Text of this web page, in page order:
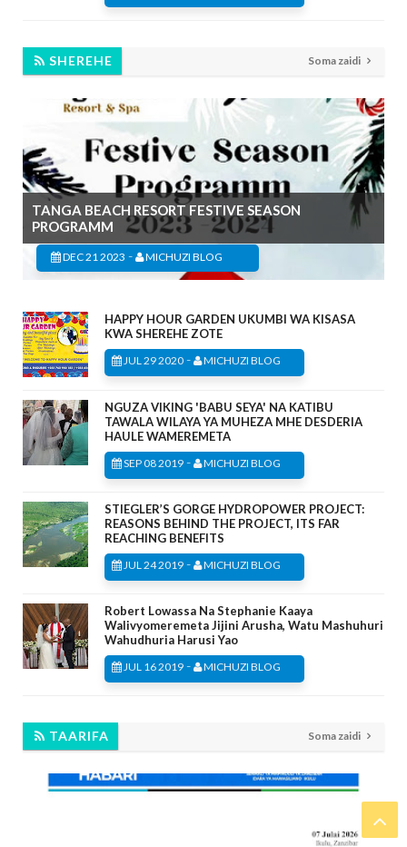
SHEREHE Soma zaidi
TANGA BEACH RESORT FESTIVE SEASON
PROGRAMM
DEC 21 2023 - MICHUZI BLOG
HAPPY HOUR GARDEN UKUMBI WA KISASA
KWA SHEREHE ZOTE
JUL 29 2020 - MICHUZI BLOG
NGUZA VIKING 'BABU SEYA' NA KATIBU
TAWALA WILAYA YA MUHEZA MHE DESDERIA
HAULE WAMEREMETA
SEP 08 2019 - MICHUZI BLOG
STIEGLER’S GORGE HYDROPOWER PROJECT:
REASONS BEHIND THE PROJECT, ITS FAR
REACHING BENEFITS
JUL 24 2019 - MICHUZI BLOG
Robert Lowassa Na Stephanie Kaaya
Walivyomeremeta Jijini Arusha, Watu Mashuhuri
Wahudhuria Harusi Yao
JUL 16 2019 - MICHUZI BLOG
TAARIFA Soma zaidi